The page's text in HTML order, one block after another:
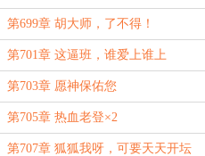
第699章 胡大师，了不得！
第701章 这逼班，谁爱上谁上
第703章 愿神保佑您
第705章 热血老登×2
第707章 狐狐我呀，可要天天开坛